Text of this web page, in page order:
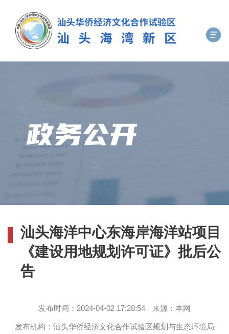
汕头海洋中心东海岸海洋站项目
《建设用地规划许可证》批后公
告
发布时间： 2024-04-02 17:28:54 来源： 本网
发布机构： 汕头华侨经济文化合作试验区规划与生态环境局